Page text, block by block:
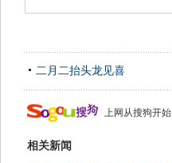
二月二抬头龙见喜
上网从搜狗开始
相关新闻